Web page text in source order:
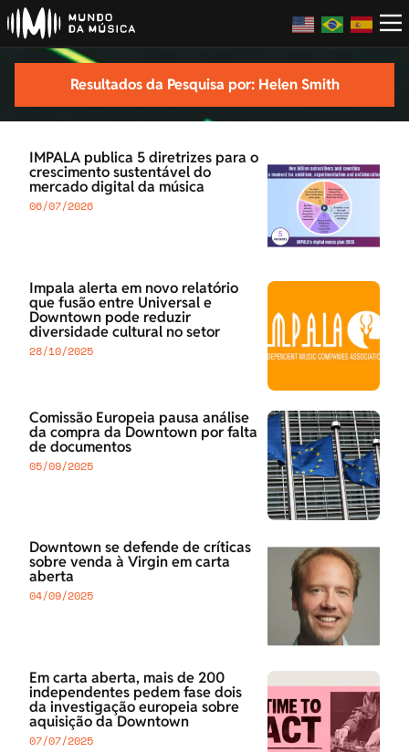
Resultados da Pesquisa por: Helen Smith
IMPALA publica 5 diretrizes para o
crescimento sustentável do
mercado digital da música
06/07/2026
Impala alerta em novo relatório
que fusão entre Universal e
Downtown pode reduzir
diversidade cultural no setor
28/10/2025
Comissão Europeia pausa análise
da compra da Downtown por falta
de documentos
05/09/2025
Downtown se defende de críticas
sobre venda à Virgin em carta
aberta
04/09/2025
Em carta aberta, mais de 200
independentes pedem fase dois
da investigação europeia sobre
aquisição da Downtown
07/07/2025